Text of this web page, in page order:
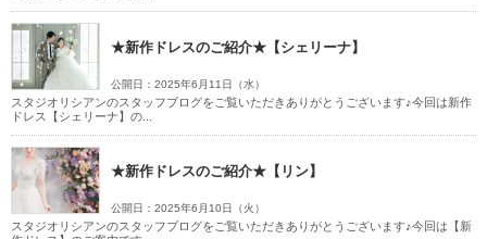
★新作ドレスのご紹介★【シェリーナ】
公開日：2025年6月11日（水）
スタジオリシアンのスタッフブログをご覧いただきありがとうございます♪今回は新作
ドレス【シェリーナ】の...
★新作ドレスのご紹介★【リン】
公開日：2025年6月10日（火）
スタジオリシアンのスタッフブログをご覧いただきありがとうございます♪今回は【新